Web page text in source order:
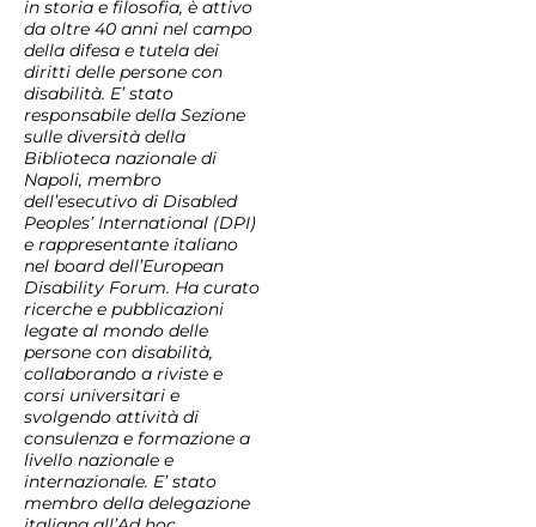
in storia e filosofia, è attivo
da oltre 40 anni nel campo
della difesa e tutela dei
diritti delle persone con
disabilità. E’ stato
responsabile della Sezione
sulle diversità della
Biblioteca nazionale di
Napoli, membro
dell’esecutivo di Disabled
Peoples’ International (DPI)
e rappresentante italiano
nel board dell’European
Disability Forum. Ha curato
ricerche e pubblicazioni
legate al mondo delle
persone con disabilità,
collaborando a riviste e
corsi universitari e
svolgendo attività di
consulenza e formazione a
livello nazionale e
internazionale. E’ stato
membro della delegazione